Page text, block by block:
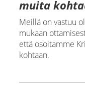
muita
Meillä on vastuu
mukaan
että osoitamme
kohtaan.